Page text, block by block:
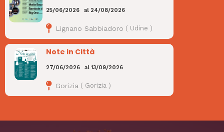
25/06/2026 al 24/08/2026
Lignano Sabbiadoro ( Udine )
Note in Città
27/06/2026 al13/09/2026
Gorizia ( Gorizia )